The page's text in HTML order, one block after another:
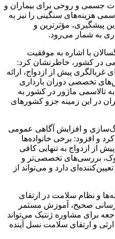
جسمی و روحی برای بیماران و
هزینه‌های سنگینی را نیز به
پیشگیری، مؤثرترین و
به شمار می‌رود.
با اشاره به موفقیت
در کشور، خاطرنشان کرد:
غربالگری پیش از ازدواج، ارائه
تخصصی دوران بارداری
به تالاسمی ماژور در کشور به
در این زمینه جزو کشورهای
و افزایش آگاهی عمومی
و افزود: برخی خانواده‌ها
از ازدواج به تنهایی کافی
بررسی‌های تخصصی‌تر و
دارد و می‌تواند از
و نظام سلامت در ارتقای
صحیح، آموزش مستمر
برای مشاوره ژنتیک می‌تواند
و ارتقای سلامت نسل آینده